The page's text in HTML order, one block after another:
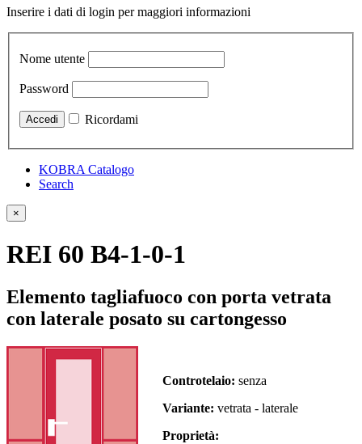
Inserire i dati di login per maggiori informazioni
Nome utente
Password
Ricordami
KOBRA Catalogo
Search
×
REI 60 B4-1-0-1
Elemento tagliafuoco con porta vetrata
con laterale posato su cartongesso
Controtelaio: senza
Variante: vetrata - laterale
Proprietà: